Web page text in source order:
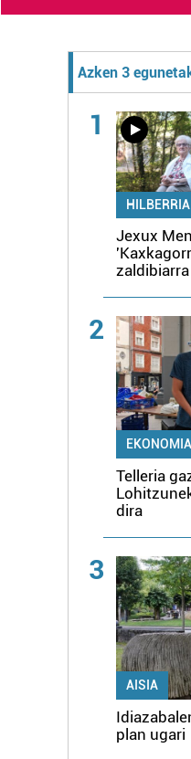
Azken 3
1
HILBERRIA
Jexux
2
EKONOMIA
Telleria
dira
3
AISIA
plan ugari